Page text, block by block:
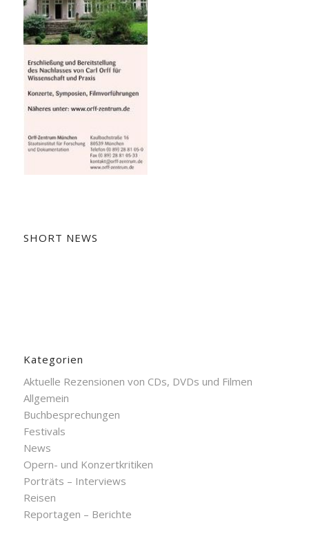
SHORT NEWS
Kategorien
Aktuelle Rezensionen von CDs, DVDs und Filmen
Allgemein
Buchbesprechungen
Festivals
News
Opern- und Konzertkritiken
Porträts – Interviews
Reisen
Reportagen – Berichte